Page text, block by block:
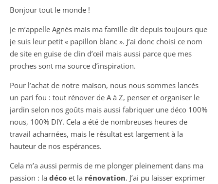
Bonjour tout le monde !
Je m’appelle Agnès mais ma famille dit depuis toujours que
je suis leur petit « papillon blanc ». J’ai donc choisi ce nom
de site en guise de clin d’œil mais aussi parce que mes
proches sont ma source d’inspiration.
Pour l’achat de notre maison, nous nous sommes lancés
un pari fou : tout rénover de A à Z, penser et organiser le
jardin selon nos goûts mais aussi fabriquer une déco 100%
nous, 100% DIY. Cela a été de nombreuses heures de
travail acharnées, mais le résultat est largement à la
hauteur de nos espérances.
Cela m’a aussi permis de me plonger pleinement dans ma
passion : la déco et la rénovation. J’ai pu laisser exprimer